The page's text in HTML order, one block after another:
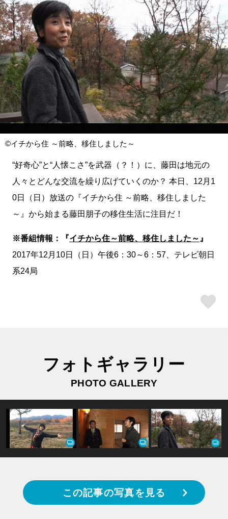
©イチから住 ～前略、移住しました～
“好奇心”と“人懐こさ”を武器（？！）に、藤田は地元の
人々とどんな交流を繰り広げていくのか？ 本日、12月1
0日（日）放送の『イチから住 ～前略、移住しました
～』から始まる藤田朋子の移住生活に注目だ！
※番組情報： 『イチから住～前略、移住しました～ 』
2017年12月10日（日）午後6：30～6：57、テレビ朝日
系24局
フォトギャラリー
PHOTO GALLERY
この記事の写真を見る